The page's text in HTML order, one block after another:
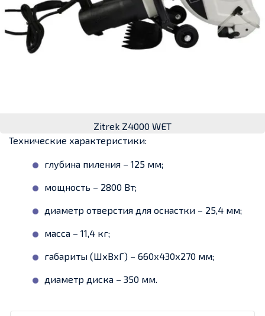
Zitrek Z4000 WET
Технические характеристики:
глубина пиления – 125 мм;
мощность – 2800 Вт;
диаметр отверстия для оснастки – 25,4 мм;
масса – 11,4 кг;
габариты (ШхВхГ) – 660х430х270 мм;
диаметр диска – 350 мм.